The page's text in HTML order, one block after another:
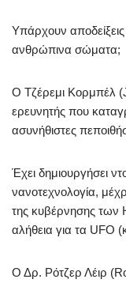
Υπάρχουν
ανθρώπινα σώματα;
Ο Τζέρεμι Κορμπέλ
ερευνητής που
ασυνήθιστες
Έχει δημιουργήσει
νανοτεχνολογία,
της κυβέρνησης των
αλήθεια για τα UFO
Ο Δρ. Ρότζερ Λέιρ